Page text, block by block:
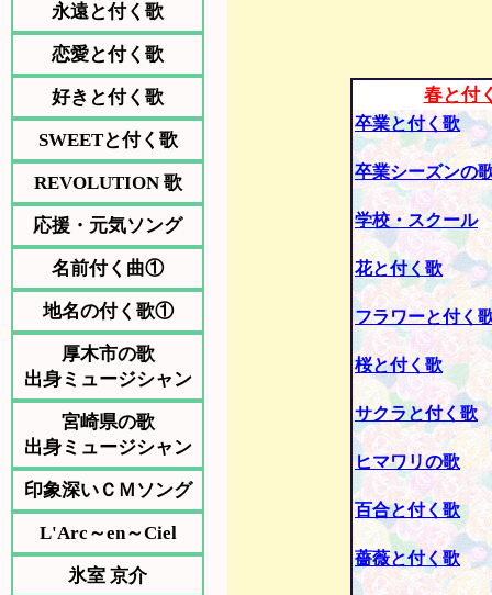
永遠と付く歌
恋愛と付く歌
好きと付く歌
SWEETと付く歌
REVOLUTION 歌
応援・元気ソング
名前付く曲①
地名の付く歌①
厚木市の歌
出身ミュージシャン
宮崎県の歌
出身ミュージシャン
印象深いＣＭソング
L'Arc～en～Ciel
氷室 京介
春と付
卒業と付く歌
卒業シーズンの
学校・スクール
花と付く歌
フラワーと付く
桜と付く歌
サクラと付く歌
ヒマワリの歌
百合と付く歌
薔薇と付く歌